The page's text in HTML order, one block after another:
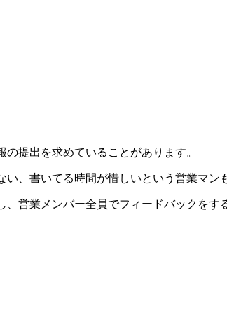
提出を求めていることがあります。
、書いてる時間が惜しいという営業マン
営業メンバー全員でフィードバックをす